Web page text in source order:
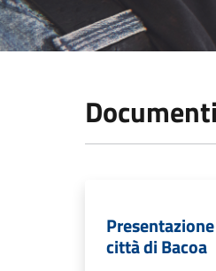
città di Bacoa